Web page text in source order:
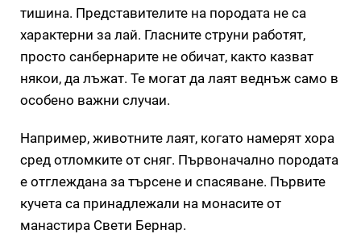
тишина. Представителите на породата не са
характерни за лай. Гласните струни работят,
просто санбернарите не обичат, както казват
някои, да лъжат. Те могат да лаят веднъж само в
особено важни случаи.
Например, животните лаят, когато намерят хора
сред отломките от сняг. Първоначално породата
е отглеждана за търсене и спасяване. Първите
кучета са принадлежали на монасите от
манастира Свети Бернар.